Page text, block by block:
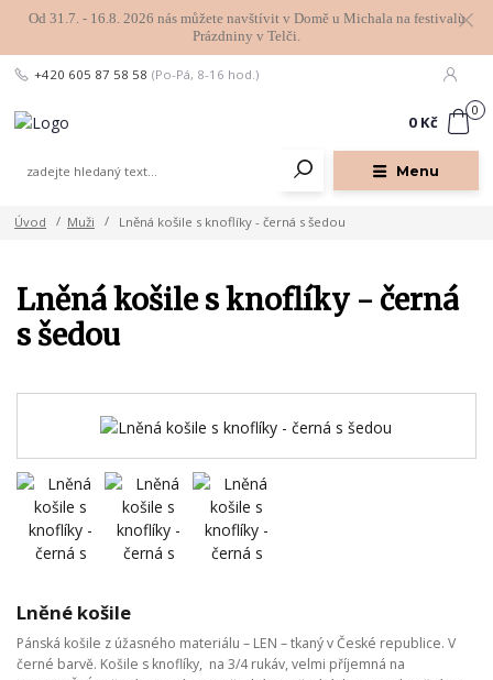
Od 31.7. - 16.8. 2026 nás můžete navštívit v Domě u Michala na festivalu
Prázdniny v Telči.
Menu
+420 605 87 58 58 (Po-Pá, 8-16 hod.)
0
0 Kč
Úvod Muži Lněná košile s knoflíky - černá s šedou
Lněná košile s knoflíky - černá
s šedou
Lněné košile
Pánská košile z úžasného materiálu – LEN – tkaný v České republice. V
černé barvě. Košile s knoflíky, na 3/4 rukáv, velmi příjemná na